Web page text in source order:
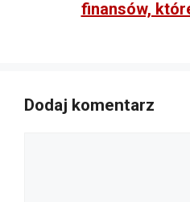
finansów,
Dodaj komentarz